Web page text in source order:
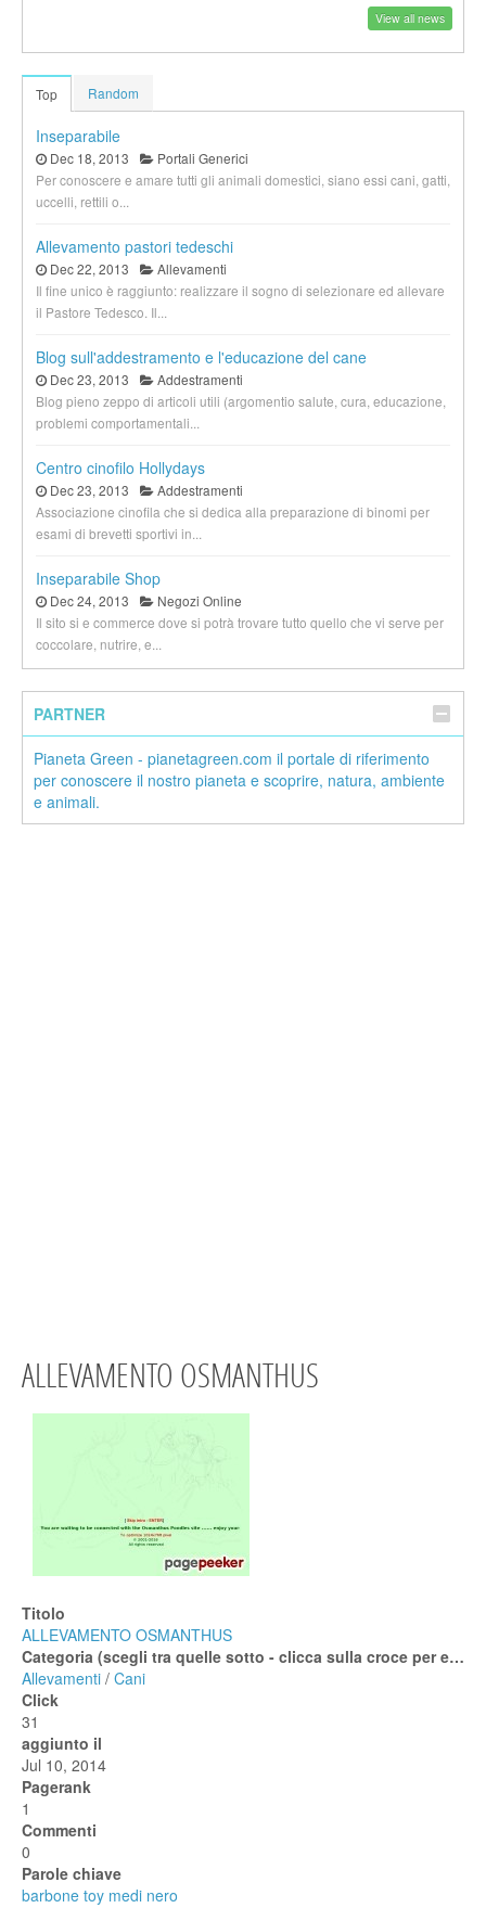
View all news
Top Random
Inseparabile
Dec 18, 2013
Portali Generici
Per conoscere e amare tutti gli animali domestici, siano essi cani, gatti,
uccelli, rettili o...
Allevamento pastori tedeschi
Dec 22, 2013
Allevamenti
Il fine unico è raggiunto: realizzare il sogno di selezionare ed allevare
il Pastore Tedesco. Il...
Blog sull'addestramento e l'educazione del cane
Dec 23, 2013
Addestramenti
Blog pieno zeppo di articoli utili (argomentio salute, cura, educazione,
problemi comportamentali...
Centro cinofilo Hollydays
Dec 23, 2013
Addestramenti
Associazione cinofila che si dedica alla preparazione di binomi per
esami di brevetti sportivi in...
Inseparabile Shop
Dec 24, 2013
Negozi Online
Il sito si e commerce dove si potrà trovare tutto quello che vi serve per
coccolare, nutrire, e...
PARTNER
Pianeta Green - pianetagreen.com il portale di riferimento
per conoscere il nostro pianeta e scoprire, natura, ambiente
e animali.
ALLEVAMENTO OSMANTHUS
Titolo
ALLEVAMENTO OSMANTHUS
Categoria (scegli tra quelle sotto - clicca sulla croce per espanderle)
Allevamenti / Cani
Click
31
aggiunto il
Jul 10, 2014
Pagerank
1
Commenti
0
Parole chiave
barbone toy medi nero